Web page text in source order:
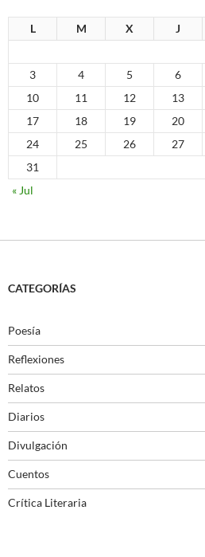
L M X J
3
4 5 6
10
11 12 13
17
18 19 20
24
25 26 27
31
« Jul
CATEGORÍAS
Poesía
Reflexiones
Relatos
Diarios
Divulgación
Cuentos
Crítica Literaria